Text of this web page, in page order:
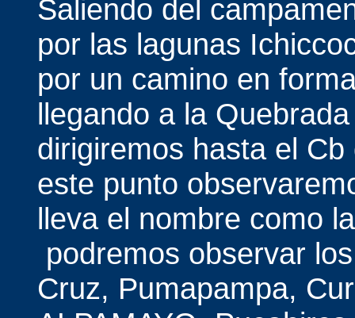
Saliendo del
por las lagunas
por un camino en
llegando a la
dirigiremos hasta el
este punto
lleva el nombre como
podremos observar
Cruz, Pumapampa,